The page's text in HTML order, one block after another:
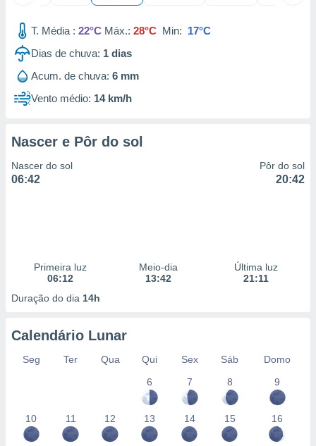
T. Média : 22°C Máx.: 28°C Min: 17°C
Dias de chuva: 1 dias
Acum. de chuva: 6 mm
Vento médio: 14 km/h
Nascer e Pôr do sol
Nascer do sol
06:42
Pôr do sol
20:42
Primeira luz
06:12
Meio-dia
13:42
Última luz
21:11
Duração do dia 14h
Calendário Lunar
Seg Ter Qua Qui Sex Sáb
Domo
6
7 8 9
10 11 12 13 14 15 16